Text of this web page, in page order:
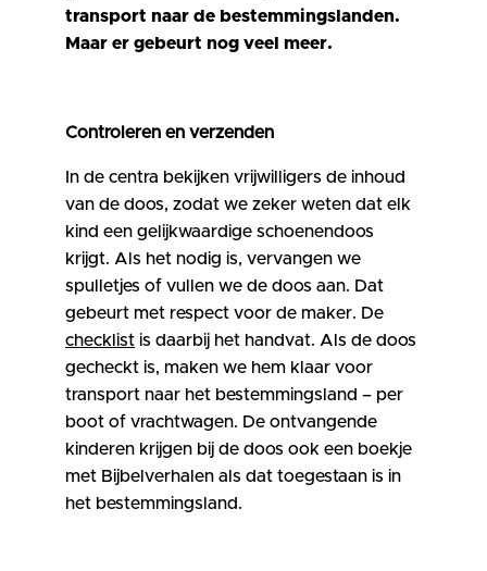
transport naar de bestemmingslanden.
Maar er gebeurt nog veel meer.
Controleren en verzenden
In de centra bekijken vrijwilligers de inhoud
van de doos, zodat we zeker weten dat elk
kind een gelijkwaardige schoenendoos
krijgt. Als het nodig is, vervangen we
spulletjes of vullen we de doos aan. Dat
gebeurt met respect voor de maker. De
checklist is daarbij het handvat. Als de doos
gecheckt is, maken we hem klaar voor
transport naar het bestemmingsland – per
boot of vrachtwagen. De ontvangende
kinderen krijgen bij de doos ook een boekje
met Bijbelverhalen als dat toegestaan is in
het bestemmingsland.